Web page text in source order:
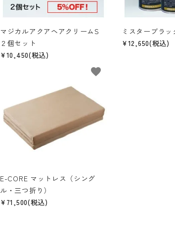
マジカルアクアヘアクリームS
２個セット
¥10,450(税込)
ミスターブラ
¥12,650(税込)
E-CORE マットレス（シング
ル・三つ折り）
¥71,500(税込)
favorite